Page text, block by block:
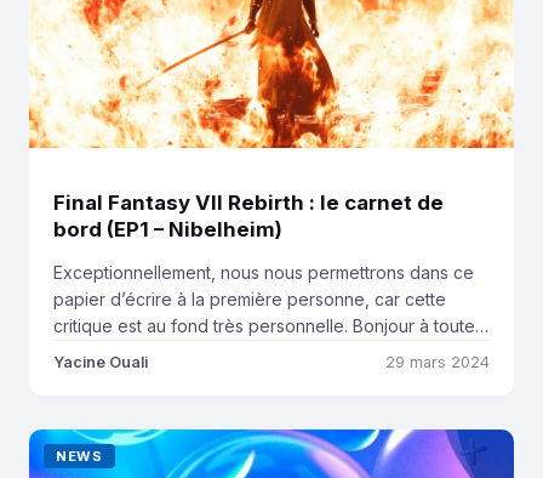
Final Fantasy VII Rebirth : le carnet de
bord (EP1 – Nibelheim)
Exceptionnellement, nous nous permettrons dans ce
papier d’écrire à la première personne, car cette
critique est au fond très personnelle. Bonjour à toutes
et à tous et merci de nous lire sur PlayStation Inside.
Fantasy VII Rebirth, […]
Yacine Ouali 29 mars 2024
NEWS